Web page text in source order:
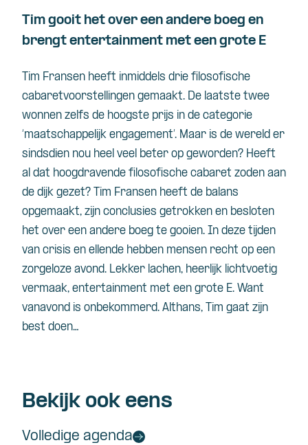
Tim gooit het over een andere boeg en
brengt entertainment met een grote E
Tim Fransen heeft inmiddels drie filosofische
cabaretvoorstellingen gemaakt. De laatste twee
wonnen zelfs de hoogste prijs in de categorie
‘maatschappelijk engagement’. Maar is de wereld er
sindsdien nou heel veel beter op geworden? Heeft
al dat hoogdravende filosofische cabaret zoden aan
de dijk gezet? Tim Fransen heeft de balans
opgemaakt, zijn conclusies getrokken en besloten
het over een andere boeg te gooien. In deze tijden
van crisis en ellende hebben mensen recht op een
zorgeloze avond. Lekker lachen, heerlijk lichtvoetig
vermaak, entertainment met een grote E. Want
vanavond is onbekommerd. Althans, Tim gaat zijn
best doen…
Bekijk ook eens
Volledige agenda